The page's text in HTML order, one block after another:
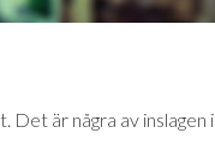
är några av inslagen i